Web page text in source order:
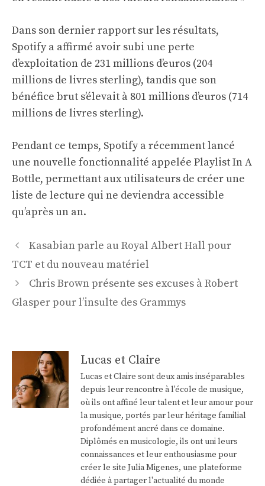
Dans son dernier rapport sur les résultats,
Spotify a affirmé avoir subi une perte
d’exploitation de 231 millions d’euros (204
millions de livres sterling), tandis que son
bénéfice brut s’élevait à 801 millions d’euros (714
millions de livres sterling).
Pendant ce temps, Spotify a récemment lancé
une nouvelle fonctionnalité appelée Playlist In A
Bottle, permettant aux utilisateurs de créer une
liste de lecture qui ne deviendra accessible
qu’après un an.
Navigation
des
articles
Kasabian parle au Royal Albert Hall pour
TCT et du nouveau matériel
Chris Brown présente ses excuses à Robert
Glasper pour l’insulte des Grammys
Lucas et Claire
Lucas et Claire sont deux amis inséparables
depuis leur rencontre à l'école de musique,
où ils ont affiné leur talent et leur amour pour
la musique, portés par leur héritage familial
profondément ancré dans ce domaine.
Diplômés en musicologie, ils ont uni leurs
connaissances et leur enthousiasme pour
créer le site Julia Migenes, une plateforme
dédiée à partager l'actualité du monde